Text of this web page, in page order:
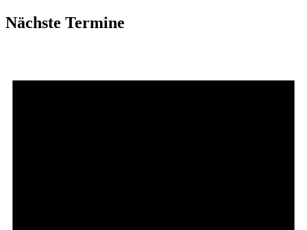
Nächste Termine